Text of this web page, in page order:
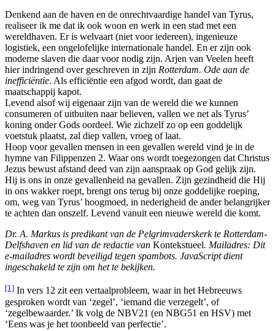
Denkend aan de haven en de onrechtvaardige handel van Tyrus,
realiseer ik me dat ik ook woon en werk in een stad met een
wereldhaven. Er is welvaart (niet voor iedereen), ingenieuze
logistiek, een ongelofelijke internationale handel. En er zijn ook
moderne slaven die daar voor nodig zijn. Arjen van Veelen heeft
hier indringend over geschreven in zijn Rotterdam. Ode aan de
inefficiëntie. Als efficiëntie een afgod wordt, dan gaat de
maatschappij kapot.
Levend alsof wij eigenaar zijn van de wereld die we kunnen
consumeren of uitbuiten naar believen, vallen we net als Tyrus’
koning onder Gods oordeel. Wie zichzelf zo op een goddelijk
voetstuk plaatst, zal diep vallen, vroeg of laat.
Hoop voor gevallen mensen in een gevallen wereld vind je in de
hymne van Filippenzen 2. Waar ons wordt toegezongen dat Christus
Jezus bewust afstand deed van zijn aanspraak op God gelijk zijn.
Hij is ons in onze gevallenheid na gevallen. Zijn gezindheid die Hij
in ons wakker roept, brengt ons terug bij onze goddelijke roeping,
om, weg van Tyrus’ hoogmoed, in nederigheid de ander belangrijker
te achten dan onszelf. Levend vanuit een nieuwe wereld die komt.
Dr. A. Markus is predikant van de Pelgrimvaderskerk te Rotterdam-
Delfshaven en lid van de redactie van Kontekstueel. Mailadres: Dit
e-mailadres wordt beveiligd tegen spambots. JavaScript dient
ingeschakeld te zijn om het te bekijken.
[1] In vers 12 zit een vertaalprobleem, waar in het Hebreeuws
gesproken wordt van ‘zegel’, ‘iemand die verzegelt’, of
‘zegelbewaarder.’ Ik volg de NBV21 (en NBG51 en HSV) met
‘Eens was je het toonbeeld van perfectie’.